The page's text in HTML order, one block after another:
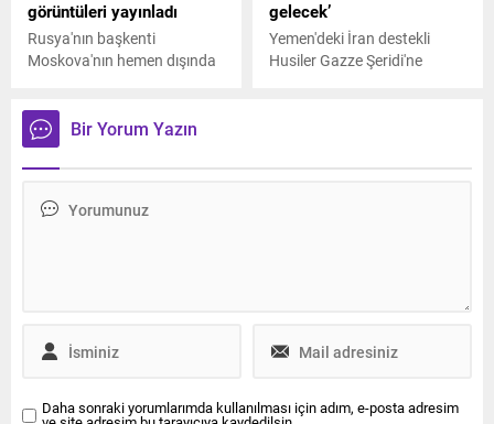
suyla doldurmaya
başlarsanız, dengesi bozulur
ve bu da geminin
görüntüleri yayınladı
Rusya'nın başkenti
Moskova'nın hemen dışında
dünyayı şoke eden
görüntüleri yayınladı.
gelecek’
Yemen'deki İran destekli
Husiler Gazze Şeridi'ne
tehdidinde bulundu.
Bir Yorum Yazın
Daha sonraki yorumlarımda kullanılması için adım, e-posta adresim